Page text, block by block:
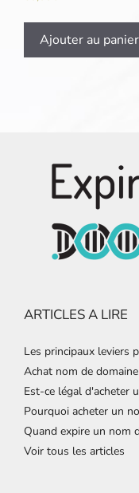
Ajouter au panier
ARTICLES A LIRE
Les principaux leviers
Achat nom de
Est-ce légal d'acheter
Pourquoi acheter un
Quand expire un nom
Voir tous les articles